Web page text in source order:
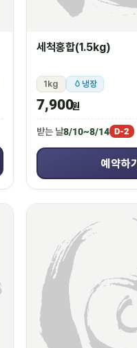
세척홍합(1.5kg)
1kg 냉장
7,900원
받는 날8/10~8/14 D-2
예약하기